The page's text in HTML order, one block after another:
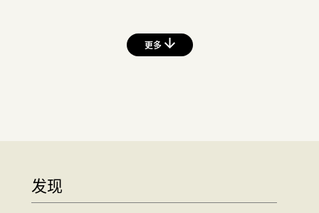
更多
发现